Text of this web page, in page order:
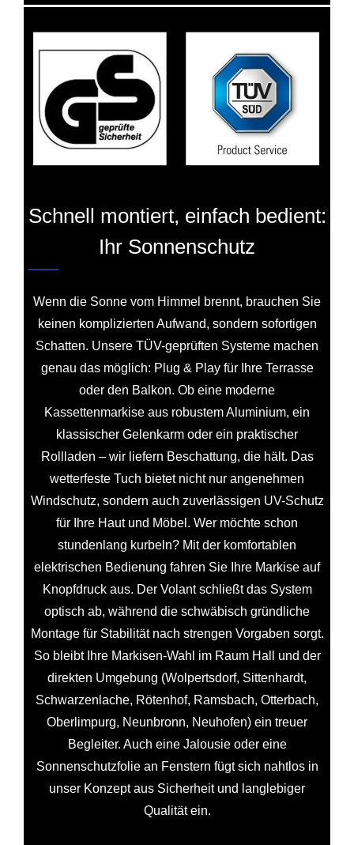
Schnell montiert, einfach bedient:
Ihr Sonnenschutz
Wenn die Sonne vom Himmel brennt, brauchen Sie
keinen komplizierten Aufwand, sondern sofortigen
Schatten. Unsere TÜV-geprüften Systeme machen
genau das möglich: Plug & Play für Ihre Terrasse
oder den Balkon. Ob eine moderne
Kassettenmarkise aus robustem Aluminium, ein
klassischer Gelenkarm oder ein praktischer
Rollladen – wir liefern Beschattung, die hält. Das
wetterfeste Tuch bietet nicht nur angenehmen
Windschutz, sondern auch zuverlässigen UV-Schutz
für Ihre Haut und Möbel. Wer möchte schon
stundenlang kurbeln? Mit der komfortablen
elektrischen Bedienung fahren Sie Ihre Markise auf
Knopfdruck aus. Der Volant schließt das System
optisch ab, während die schwäbisch gründliche
Montage für Stabilität nach strengen Vorgaben sorgt.
So bleibt Ihre Markisen-Wahl im Raum Hall und der
direkten Umgebung (Wolpertsdorf, Sittenhardt,
Schwarzenlache, Rötenhof, Ramsbach, Otterbach,
Oberlimpurg, Neunbronn, Neuhofen) ein treuer
Begleiter. Auch eine Jalousie oder eine
Sonnenschutzfolie an Fenstern fügt sich nahtlos in
unser Konzept aus Sicherheit und langlebiger
Qualität ein.